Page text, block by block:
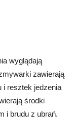
wyglądają
zawierają
i resztek jedzenia
środki
i brudu z ubrań.